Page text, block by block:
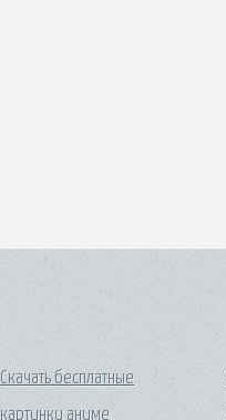
Скачать бесплатные
картинки аниме